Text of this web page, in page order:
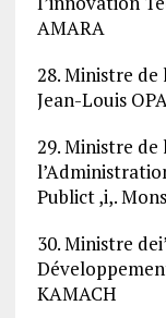
AMARA
28. Ministre
Jean-Louis
29. Ministre
Publict ,i,.
30. Ministre
KAMACH